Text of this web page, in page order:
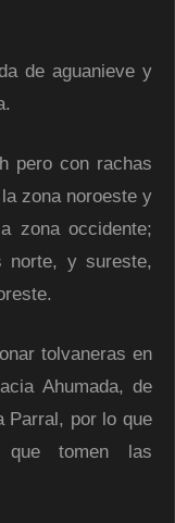
de aguanieve y
pero con rachas
zona noroeste y
zona occidente;
norte, y sureste,
tolvaneras en
Ahumada, de
Parral, por lo que
tomen las